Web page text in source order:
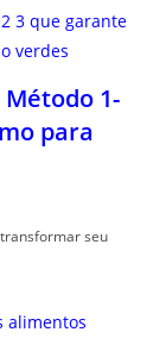
1-
para
seu